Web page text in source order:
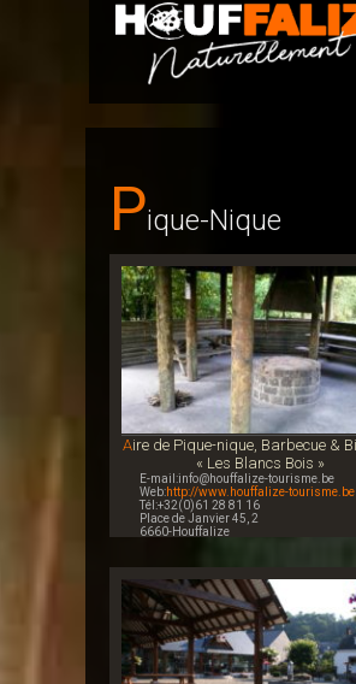
PIque-Nique
Aire de Pique-nique, Barbecue & Bivouac
« Les Blancs Bois »
E-mail:info@houffalize-tourisme.be
Web:http://www.houffalize-tourisme.be
Tél:+32(0)61 28 81 16
Place de Janvier 45, 2
6660-Houffalize